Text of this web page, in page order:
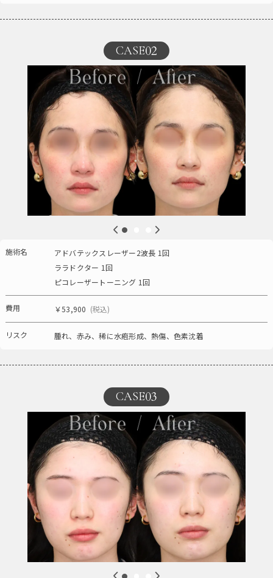
CASE02
施術名
アドバテックスレーザー2波長 1回
ララドクター 1回
ピコレーザートーニング 1回
費用 ￥53,900 (税込)
リスク 腫れ、赤み、稀に水疱形成、熱傷、色素沈着
CASE03